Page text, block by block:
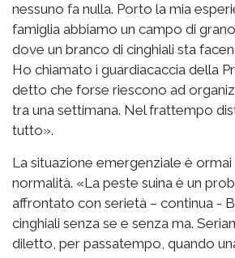
nessuno fa nulla. Porto la mia
famiglia abbiamo un campo di
dove un branco di cinghiali sta
Ho chiamato i guardiacaccia della
detto che forse riescono ad
tra una settimana. Nel frattempo
tutto».
La situazione emergenziale è
normalità. «La peste suina è un
affrontato con serietà – continua -
cinghiali senza se e senza ma.
diletto, per passatempo, quando